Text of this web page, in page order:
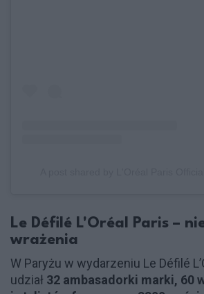
Le Défilé L'Oréal Paris –
wrażenia
W Paryżu w wydarzeniu Le Défilé
udział 32 ambasadorki marki, 60